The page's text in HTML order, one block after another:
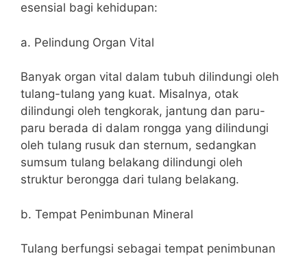
esensial bagi kehidupan:
a. Pelindung Organ Vital
Banyak organ vital dalam tubuh dilindungi oleh
tulang-tulang yang kuat. Misalnya, otak
dilindungi oleh tengkorak, jantung dan paru-
paru berada di dalam rongga yang dilindungi
oleh tulang rusuk dan sternum, sedangkan
sumsum tulang belakang dilindungi oleh
struktur berongga dari tulang belakang.
b. Tempat Penimbunan Mineral
Tulang berfungsi sebagai tempat penimbunan